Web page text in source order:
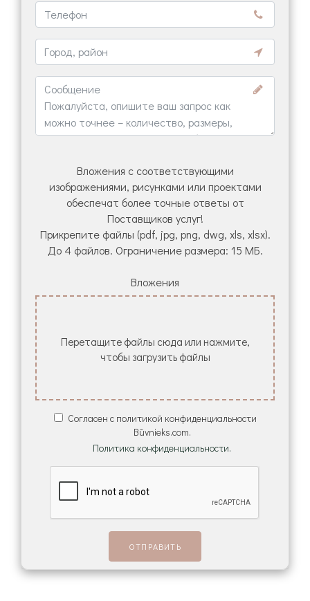
Вложения с соответствующими
изображениями, рисунками или проектами
обеспечат более точные ответы от
Поставщиков услуг!
Прикрепите файлы (pdf, jpg, png, dwg, xls, xlsx).
До 4 файлов. Ограничение размера: 15 МБ.
Вложения
Перетащите файлы сюда или нажмите,
чтобы загрузить файлы
Согласен с политикой конфиденциальности
Būvnieks.com.
Политика конфиденциальности.